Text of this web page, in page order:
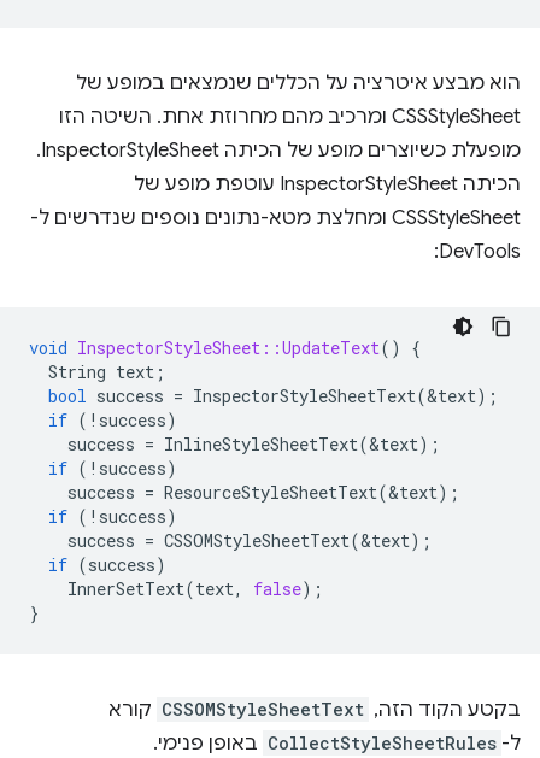
הוא מבצע איטרציה על הכללים שנמצאים במופע של
CSSStyleSheet ומרכיב מהם מחרוזת אחת. השיטה הזו
מופעלת כשיוצרים מופע של הכיתה InspectorStyleSheet.
הכיתה InspectorStyleSheet עוטפת מופע של
CSSStyleSheet ומחלצת מטא-נתונים נוספים שנדרשים ל-
DevTools:
void InspectorStyleSheet::UpdateText()
{
String text ;
bool success = InspectorStyleSheetText(&text);
if ( ! success)
success = InlineStyleSheetText(&text);
if ( ! success)
success = ResourceStyleSheetText(&text);
if ( ! success)
success = CSSOMStyleSheetText(&text);
if (success)
InnerSetText(text, false);
}
בקטע הקוד הזה, CSSOMStyleSheetText קורא
ל- CollectStyleSheetRules באופן פנימי.